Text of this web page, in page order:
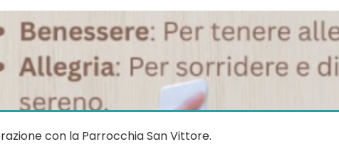
con la Parrocchia San Vittore.